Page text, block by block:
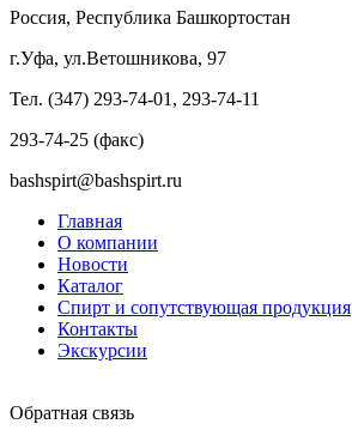
Россия, Республика Башкортостан
г.Уфа, ул.Ветошникова, 97
Тел. (347) 293-74-01, 293-74-11
293-74-25 (факс)
bashspirt@bashspirt.ru
Главная
О компании
Новости
Каталог
Спирт и сопутствующая продукция
Контакты
Экскурсии
Обратная связь